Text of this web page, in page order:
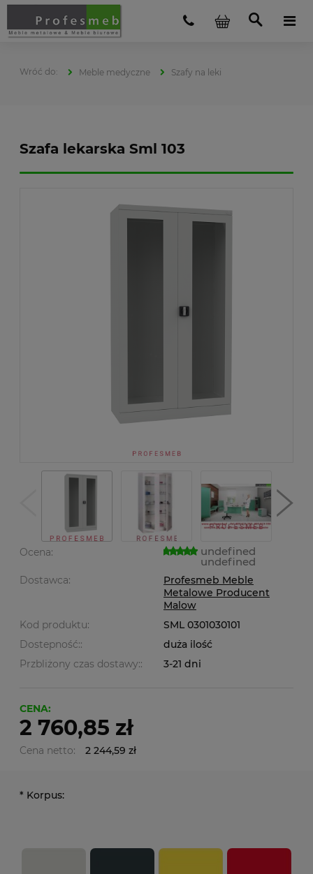
Meble medyczne Szafy na leki
Szafa lekarska Sml 103
Ocena: undefined
undefined
Dostawca:
Profesmeb Meble
Metalowe Producent
Malow
Kod produktu:
SML 0301030101
Dostepność::
duża ilość
Przbliżony czas dostawy::
3-21 dni
CENA:
2 760,85 zł
Cena netto: 2 244,59 zł
* Korpus: